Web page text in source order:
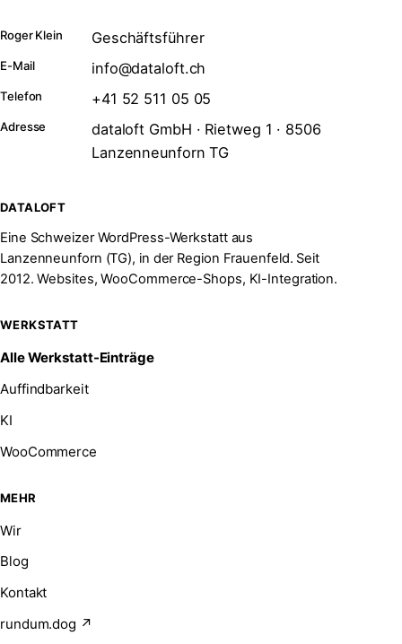
Roger Klein Geschäftsführer
E-Mail info@dataloft.ch
Telefon +41 52 511 05 05
Adresse
dataloft GmbH · Rietweg 1 · 8506
Lanzenneunforn TG
DATALOFT
Eine Schweizer WordPress-Werkstatt aus
Lanzenneunforn (TG), in der Region Frauenfeld. Seit
2012. Websites, WooCommerce-Shops, KI-Integration.
WERKSTATT
Alle Werkstatt-Einträge
Auffindbarkeit
KI
WooCommerce
MEHR
Wir
Blog
Kontakt
rundum.dog ↗